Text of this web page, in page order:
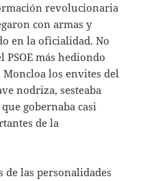
revolucionaria
con armas y
en la oficialidad. No
más hediondo
los envites del
nodriza, sesteaba
gobernaba casi
de la
de las personalidades